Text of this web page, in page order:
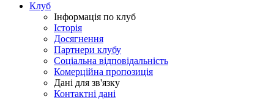
Клуб
Інформація по клуб
Історія
Досягнення
Партнери клубу
Соціальна відповідальність
Комерційна пропозиція
Дані для зв'язку
Контактні дані